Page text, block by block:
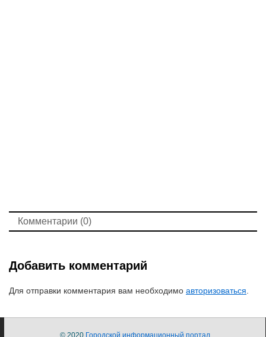
Комментарии (0)
Добавить комментарий
Для отправки комментария вам необходимо авторизоваться.